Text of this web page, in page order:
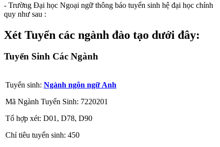
- Trường Đại học Ngoại ngữ thông báo tuyển sinh hệ đại học chính
quy như sau :
Xét Tuyển các ngành đào tạo dưới đây:
Tuyển Sinh Các Ngành
Tuyển sinh: Ngành ngôn ngữ Anh
Mã Ngành Tuyển Sinh: 7220201
Tổ hợp xét: D01, D78, D90
Chỉ tiêu tuyển sinh: 450